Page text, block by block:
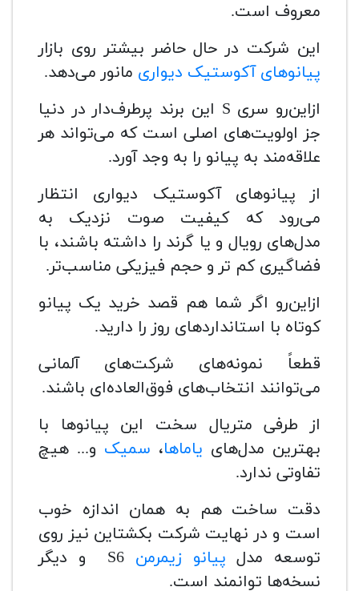
معروف است.
این شرکت در حال حاضر بیشتر روی بازار
پیانوهای آکوستیک دیواری مانور می‌دهد.
ازاین‌رو سری S این برند پرطرف‌دار در دنیا
جز اولویت‌های اصلی است که می‌تواند هر
علاقه‌مند به پیانو را به وجد آورد.
از پیانوهای آکوستیک دیواری انتظار
می‌رود که کیفیت صوت نزدیک به
مدل‌های رویال و یا گرند را داشته باشند، با
فضاگیری کم تر و حجم فیزیکی مناسب‌تر.
ازاین‌رو اگر شما هم قصد خرید یک پیانو
کوتاه با استانداردهای روز را دارید.
قطعاً نمونه‌های شرکت‌های آلمانی
می‌توانند انتخاب‌های فوق‌العاده‌ای باشند.
از طرفی متریال سخت این پیانوها با
بهترین مدل‌های یاماها، سمیک و... هیچ
تفاوتی ندارد.
دقت ساخت هم به همان اندازه خوب
است و در نهایت شرکت بکشتاین نیز روی
توسعه مدل پیانو زیمرمن
S6 و دیگر
نسخه‌ها توانمند است.